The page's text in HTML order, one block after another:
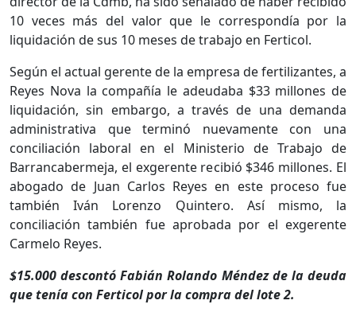
10 veces más del valor que le correspondía por la
liquidación de sus 10 meses de trabajo en Ferticol.
Según el actual gerente de la empresa de fertilizantes, a
Reyes Nova la compañía le adeudaba $33 millones de
liquidación, sin embargo, a través de una demanda
administrativa que terminó nuevamente con una
conciliación laboral en el Ministerio de Trabajo de
Barrancabermeja, el exgerente recibió $346 millones. El
abogado de Juan Carlos Reyes en este proceso fue
también Iván Lorenzo Quintero. Así mismo, la
conciliación también fue aprobada por el exgerente
Carmelo Reyes.
$15.000 descontó Fabián Rolando Méndez de la deuda
que tenía con Ferticol por la compra del lote 2.